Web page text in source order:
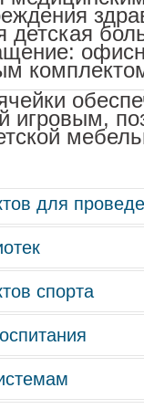
детская
игровым,
для
помещены
спорта
одна из